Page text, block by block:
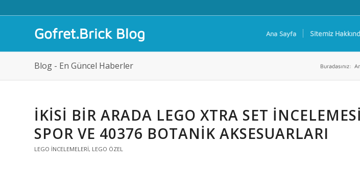
Gofret.Brick Blog Ana Sayfa Sitemiz
Blog - En Güncel Haberler Buradasınız:
İKISI BIR ARADA LEGO XTRA SET
SPOR VE 40376 BOTANIK AKSESUARLARI
LEGO İNCELEMELERI, LEGO ÖZEL